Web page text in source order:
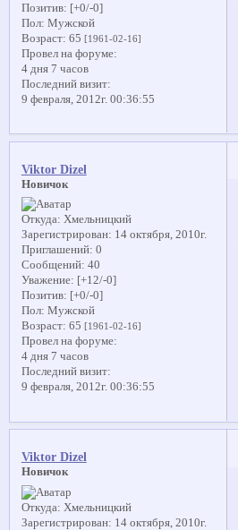
Позитив: [+0/-0]
Пол: Мужской
Возраст: 65 [1961-02-16]
Провел на форуме:
4 дня 7 часов
Последний визит:
9 февраля, 2012г. 00:36:55
Viktor Dizel
Новичок
Откуда: Хмельницкий
Зарегистрирован: 14 октября, 2010г.
Приглашений: 0
Сообщений: 40
Уважение: [+12/-0]
Позитив: [+0/-0]
Пол: Мужской
Возраст: 65 [1961-02-16]
Провел на форуме:
4 дня 7 часов
Последний визит:
9 февраля, 2012г. 00:36:55
Viktor Dizel
Новичок
Откуда: Хмельницкий
Зарегистрирован: 14 октября, 2010г.